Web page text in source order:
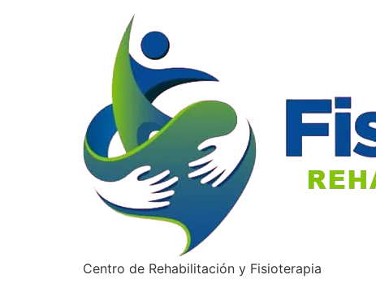
Centro de Rehabilitación y Fisioterapia